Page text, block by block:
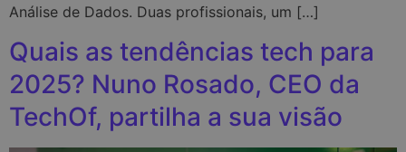
Análise de Dados. Duas profissionais, um […]
Quais as tendências tech para
2025? Nuno Rosado, CEO da
TechOf, partilha a sua visão